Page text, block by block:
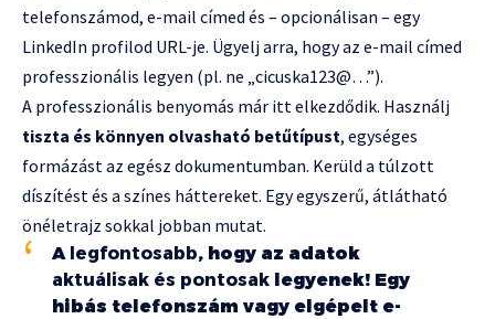
telefonszámod, e-mail címed és – opcionálisan – egy
LinkedIn profilod URL-je. Ügyelj arra, hogy az e-mail címed
professzionális legyen (pl. ne „cicuska123@…”).
A professzionális benyomás már itt elkezdődik. Használj
tiszta és könnyen olvasható betűtípust, egységes
formázást az egész dokumentumban. Kerüld a túlzott
díszítést és a színes háttereket. Egy egyszerű, átlátható
önéletrajz sokkal jobban mutat.
A legfontosabb, hogy az adatok
aktuálisak és pontosak legyenek! Egy
hibás telefonszám vagy elgépelt e-